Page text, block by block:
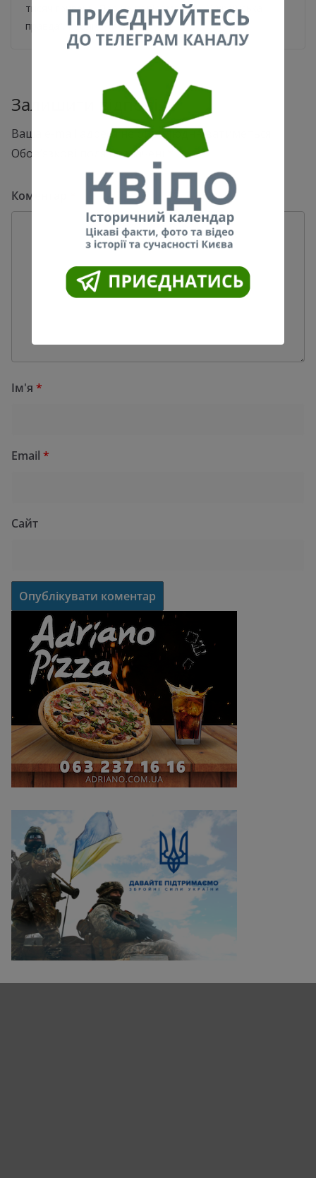
тисяч гривень. Про це повідомляють “Українська
правда”, паблік “Київ
Залишити відповідь
Ваша e-mail адреса не оприлюднюватиметься.
Обов’язкові поля позначені
Коментар
Ім'я *
Email *
Сайт